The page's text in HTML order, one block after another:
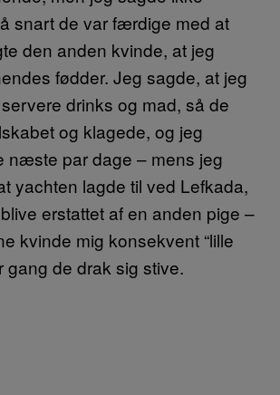
snart de var færdige med at
den anden kvinde, at jeg
fødder. Jeg sagde, at jeg
drinks og mad, så de
og klagede, og jeg
næste par dage – mens jeg
yachten lagde til ved Lefkada,
erstattet af en anden pige –
kvinde mig konsekvent “lille
gang de drak sig stive.